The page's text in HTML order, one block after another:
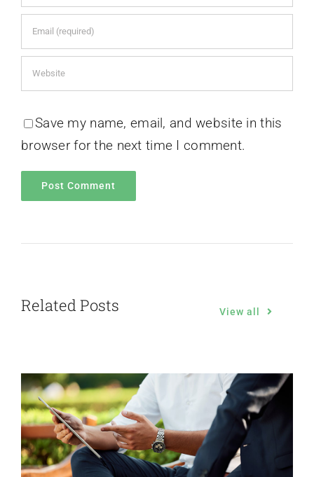
Save my name, email, and website in this
browser for the next time I comment.
Related Posts View all